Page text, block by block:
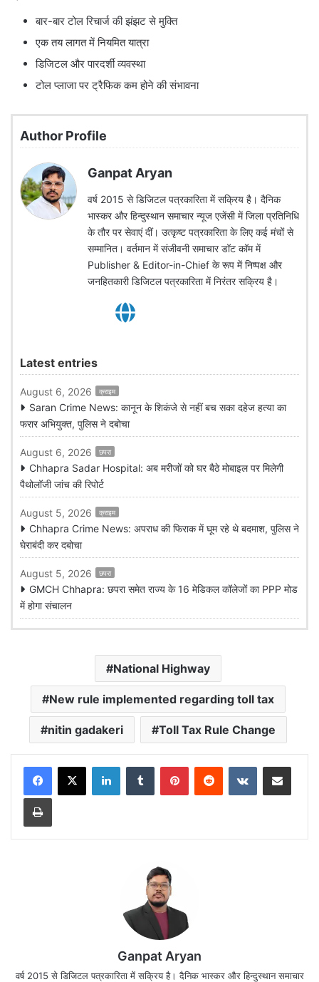
बार-बार टोल रिचार्ज की झंझट से मुक्ति
एक तय लागत में नियमित यात्रा
डिजिटल और पारदर्शी व्यवस्था
टोल प्लाजा पर ट्रैफिक कम होने की संभावना
Author Profile
Ganpat Aryan
वर्ष 2015 से डिजिटल पत्रकारिता में सक्रिय है। दैनिक
भास्कर और हिन्दुस्थान समाचार न्यूज एजेंसी में जिला प्रतिनिधि
के तौर पर सेवाएं दीं। उत्कृष्ट पत्रकारिता के लिए कई मंचों से
सम्मानित। वर्तमान में संजीवनी समाचार डॉट कॉम में
Publisher & Editor-in-Chief के रूप में निष्पक्ष और
जनहितकारी डिजिटल पत्रकारिता में निरंतर सक्रिय है।
Latest entries
August 6, 2026 क्राइम
Saran Crime News: कानून के शिकंजे से नहीं बच सका दहेज हत्या का
फरार अभियुक्त, पुलिस ने दबोचा
August 6, 2026 छपरा
Chhapra Sadar Hospital: अब मरीजों को घर बैठे मोबाइल पर मिलेगी
पैथोलॉजी जांच की रिपोर्ट
August 5, 2026 क्राइम
Chhapra Crime News: अपराध की फिराक में घूम रहे थे बदमाश, पुलिस ने
घेराबंदी कर दबोचा
August 5, 2026 छपरा
GMCH Chhapra: छपरा समेत राज्य के 16 मेडिकल कॉलेजों का PPP मोड
में होगा संचालन
National Highway
New rule implemented regarding toll tax
nitin gadakeri Toll Tax Rule Change
LinkedInTumblr PinterestReddit VKontakteShare via Email
Print
Ganpat Aryan
वर्ष 2015 से डिजिटल पत्रकारिता में सक्रिय है। दैनिक भास्कर और हिन्दुस्थान समाचार